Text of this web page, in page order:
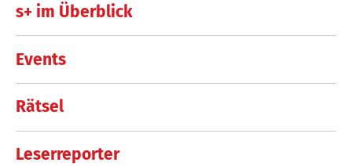
s+ im Überblick
Events
Rätsel
Leserreporter